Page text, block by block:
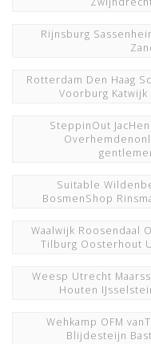
Rijnsburg
Rotterdam Den Haag
Voorburg
SteppinOut
Suitable
BosmenShop
Waalwijk Roosendaal
Tilburg Oosterhout
Weesp Utrecht
Houten
Wehkamp OFM
Blijdesteijn